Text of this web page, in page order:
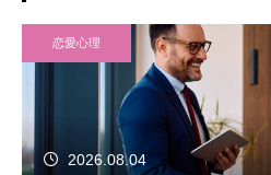
恋愛心理
2026.08.04